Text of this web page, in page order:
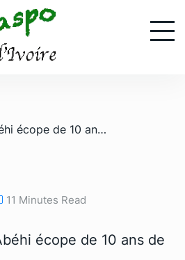
/ Le commandant Abéhi écope de 10 ans de prison
11 Minutes Read
écope de 10 ans de